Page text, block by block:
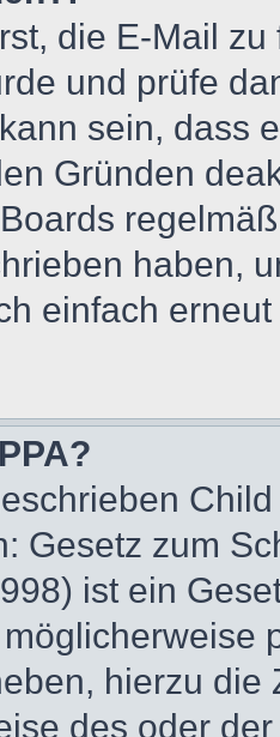
die E-Mail
und prüfe
sein, dass
Gründen
haben,
einfach
Gesetz zum
ist ein
hierzu die
des oder